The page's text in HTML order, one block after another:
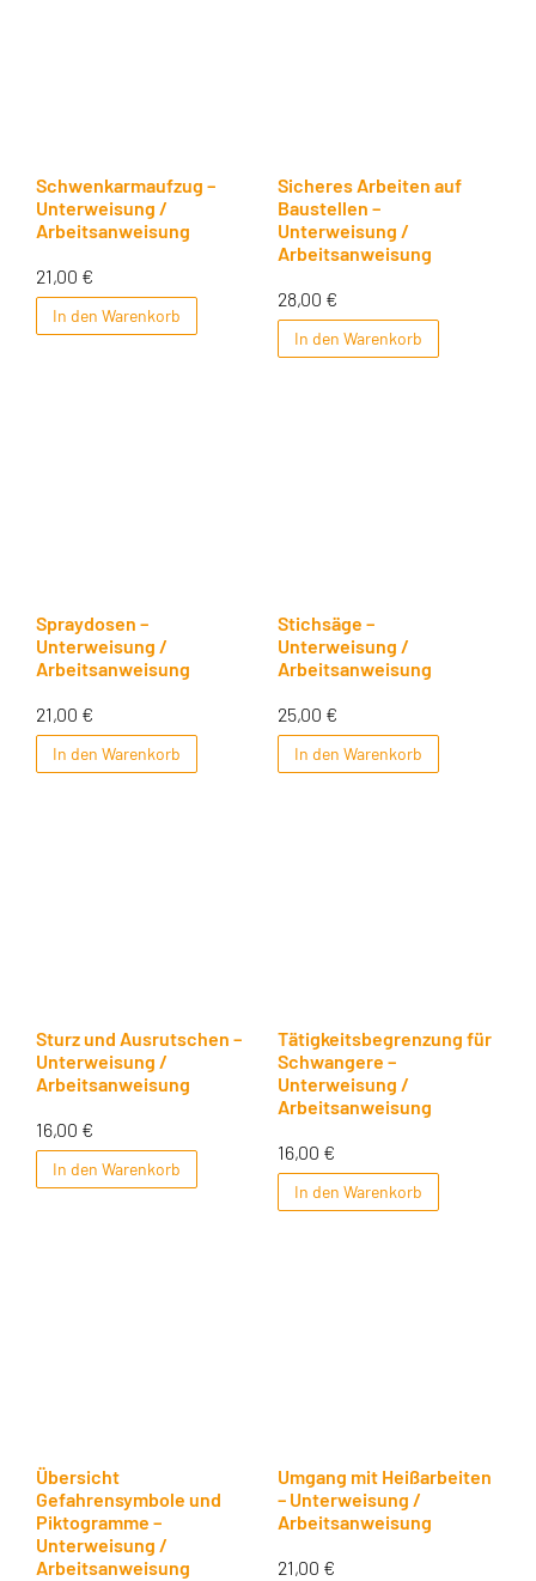
Schwenkarmaufzug –
Unterweisung /
Arbeitsanweisung
21,00 €
In den Warenkorb
Sicheres Arbeiten auf
Baustellen –
Unterweisung /
Arbeitsanweisung
28,00 €
In den Warenkorb
Spraydosen –
Unterweisung /
Arbeitsanweisung
21,00 €
In den Warenkorb
Stichsäge –
Unterweisung /
Arbeitsanweisung
25,00 €
In den Warenkorb
Sturz und Ausrutschen –
Unterweisung /
Arbeitsanweisung
16,00 €
In den Warenkorb
Tätigkeitsbegrenzung für
Schwangere –
Unterweisung /
Arbeitsanweisung
16,00 €
In den Warenkorb
Übersicht
Gefahrensymbole und
Piktogramme –
Unterweisung /
Arbeitsanweisung
Umgang mit Heißarbeiten
– Unterweisung /
Arbeitsanweisung
21,00 €